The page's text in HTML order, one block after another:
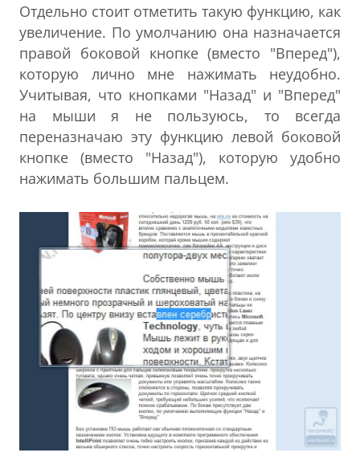
Отдельно стоит отметить такую функцию, как
увеличение. По умолчанию она назначается
правой боковой кнопке (вместо "Вперед"),
которую лично мне нажимать неудобно.
Учитывая, что кнопками "Назад" и "Вперед"
на мыши я не пользуюсь, то всегда
переназначаю эту функцию левой боковой
кнопке (вместо "Назад"), которую удобно
нажимать большим пальцем.